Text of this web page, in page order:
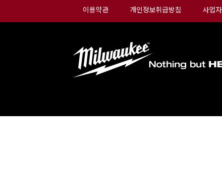
이용약관 개인정보취급방침 사업